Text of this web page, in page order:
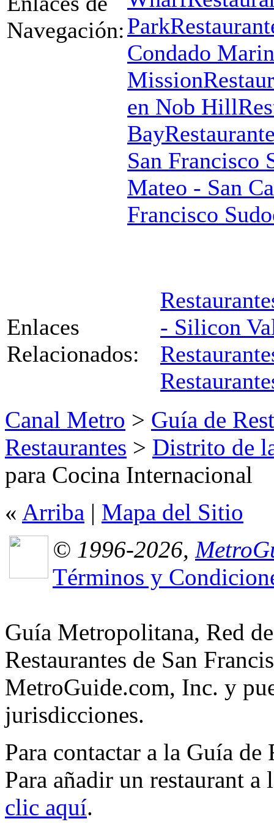
Navegación:Park
Condado Marin
Mission
en Nob Hill
Bay
San Francisco
Mateo - San
Francisco
Enlaces
Relacionados:
- Silicon
Canal Metro > Guía de
Restaurantes > Distrito de
para Cocina Internacional
« Arriba | Mapa del Sitio
© 1996-2026,
Términos y
Guía Metropolitana, Red
Restaurantes de San
MetroGuide.com, Inc. y
jurisdicciones.
Para contactar a la Guía de
Para añadir un restaurant
clic aquí.